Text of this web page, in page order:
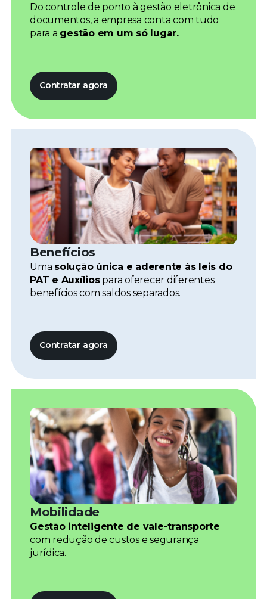
Do controle de ponto à gestão eletrônica de
documentos, a empresa conta com tudo
para a gestão em um só lugar.
Contratar agora
Benefícios
Uma solução única e aderente às leis do
PAT e Auxíliospara oferecer diferentes
benefícios com saldos separados.
Contratar agora
Mobilidade
Gestão inteligente de vale-transporte
com redução de custos e segurança
jurídica.